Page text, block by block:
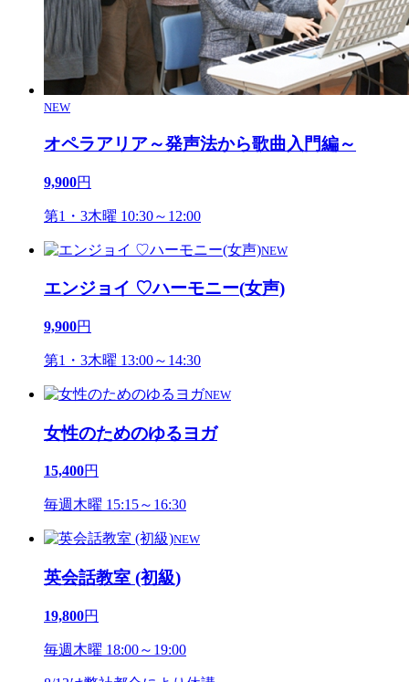
NEW
オペラアリア～発声法から歌曲入門編～
9,900円
第1・3木曜 10:30～12:00
NEW
エンジョイ ♡ハーモニー(女声)
9,900円
第1・3木曜 13:00～14:30
NEW
女性のためのゆるヨガ
15,400円
毎週木曜 15:15～16:30
NEW
英会話教室 (初級)
19,800円
毎週木曜 18:00～19:00